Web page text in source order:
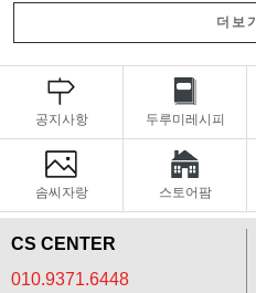
더보기
공지사항 두루미레시피
솜씨자랑 스토어팜
CS CENTER
010.9371.6448